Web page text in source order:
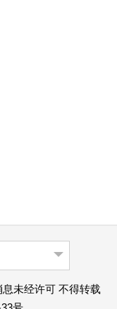
未经许可 不得转载